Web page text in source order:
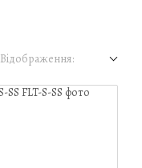
Відображення: